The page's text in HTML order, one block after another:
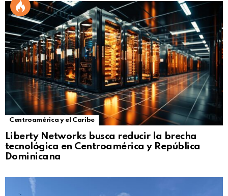
Centroamérica y el Caribe
Liberty Networks busca reducir la brecha
tecnológica en Centroamérica y República
Dominicana